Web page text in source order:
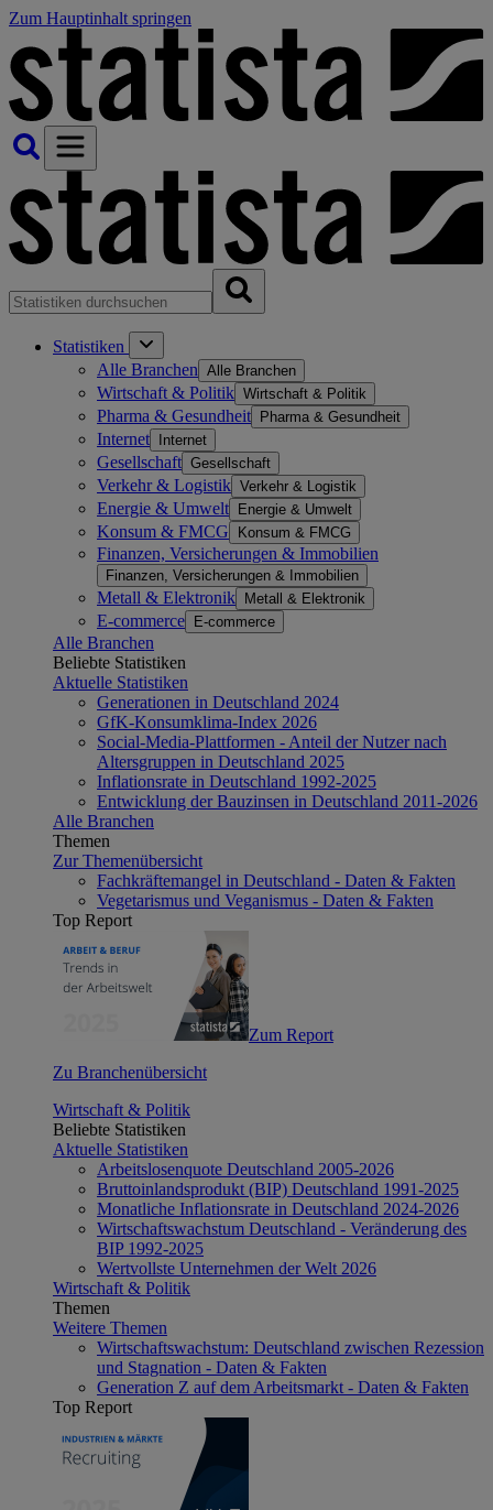
Zum Hauptinhalt springen
Statistiken
Alle Branchen Alle Branchen
Wirtschaft & Politik Wirtschaft & Politik
Pharma & Gesundheit Pharma & Gesundheit
Internet Internet
Gesellschaft Gesellschaft
Verkehr & Logistik Verkehr & Logistik
Energie & Umwelt Energie & Umwelt
Konsum & FMCG Konsum & FMCG
Finanzen, Versicherungen & Immobilien
Finanzen, Versicherungen & Immobilien
Metall & Elektronik Metall & Elektronik
E-commerce E-commerce
Alle Branchen
Beliebte Statistiken
Aktuelle Statistiken
Generationen in Deutschland 2024
GfK-Konsumklima-Index 2026
Social-Media-Plattformen - Anteil der Nutzer nach
Altersgruppen in Deutschland 2025
Inflationsrate in Deutschland 1992-2025
Entwicklung der Bauzinsen in Deutschland 2011-2026
Alle Branchen
Themen
Zur Themenübersicht
Fachkräftemangel in Deutschland - Daten & Fakten
Vegetarismus und Veganismus - Daten & Fakten
Top Report
Zum Report
Zu Branchenübersicht
Wirtschaft & Politik
Beliebte Statistiken
Aktuelle Statistiken
Arbeitslosenquote Deutschland 2005-2026
Bruttoinlandsprodukt (BIP) Deutschland 1991-2025
Monatliche Inflationsrate in Deutschland 2024-2026
Wirtschaftswachstum Deutschland - Veränderung des
BIP 1992-2025
Wertvollste Unternehmen der Welt 2026
Wirtschaft & Politik
Themen
Weitere Themen
Wirtschaftswachstum: Deutschland zwischen Rezession
und Stagnation - Daten & Fakten
Generation Z auf dem Arbeitsmarkt - Daten & Fakten
Top Report